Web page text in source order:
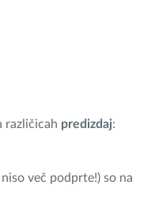
različicah predizdaj:
več podprte!) so na